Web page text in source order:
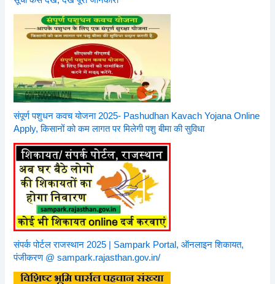
संपूर्ण पशुधन कवच योजना 2025- Pashudhan Kavach Yojana Online
Apply, किसानों को कम लागत पर मिलेगी पशु बीमा की सुविधा
संपर्क पोर्टल राजस्थान 2025 | Sampark Portal, ऑनलाइन शिकायत,
पंजीकरण @ sampark.rajasthan.gov.in/